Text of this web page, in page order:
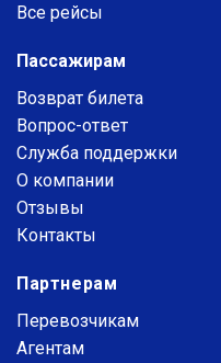
Все рейсы
Пассажирам
Возврат билета
Вопрос-ответ
Служба поддержки
О компании
Отзывы
Контакты
Партнерам
Перевозчикам
Агентам